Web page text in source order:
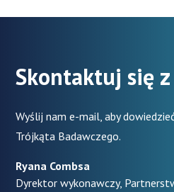
Skontaktuj się
Wyślij nam e-mail, aby
Trójkąta Badawczego.
Ryana Combsa
Dyrektor wykonawczy,